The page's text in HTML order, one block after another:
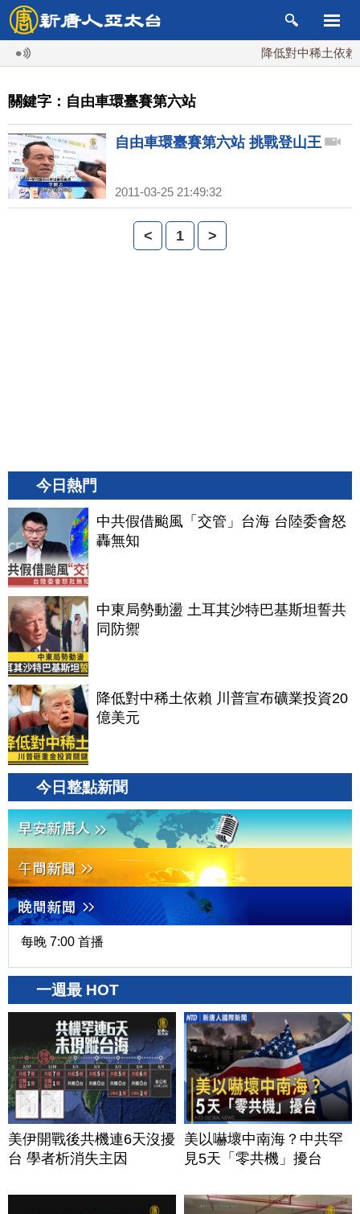
降低對中稀土依賴
關鍵字：自由車環臺賽第六站
自由車環臺賽第六站 挑戰登山王
2011-03-25 21:49:32
< 1 >
今日熱門
中共假借颱風「交管」台海 台陸委會怒
轟無知
中東局勢動盪 土耳其沙特巴基斯坦誓共
同防禦
降低對中稀土依賴 川普宣布礦業投資20
億美元
今日整點新聞
每晚 7:00 首播
一週最 HOT
美伊開戰後共機連6天沒擾
台 學者析消失主因
美以嚇壞中南海？中共罕
見5天「零共機」擾台